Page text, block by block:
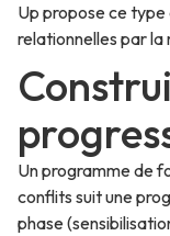
Up propose ce
relationnelles par la
Un programme de
conflits suit une
phase